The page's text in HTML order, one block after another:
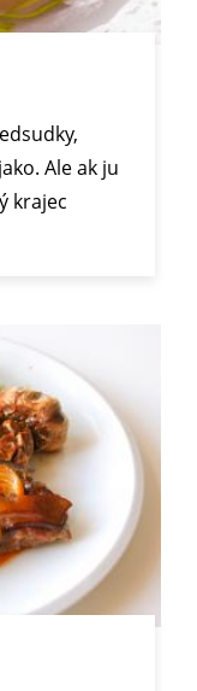
Ale ak ju
krajec